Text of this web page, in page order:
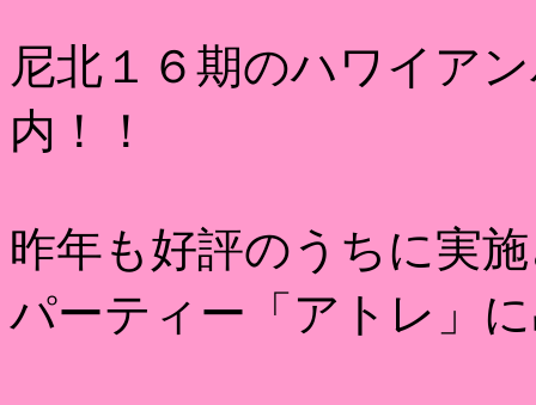
尼北１６期のハワイア
内！！
昨年も好評のうちに実
パーティー「アトレ」